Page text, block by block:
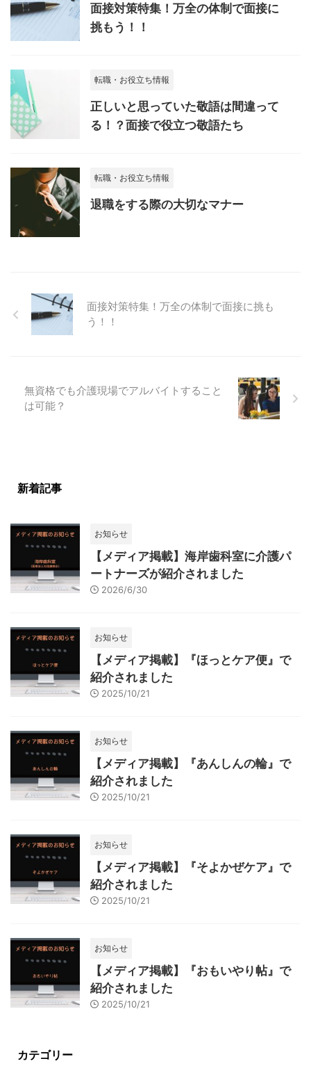
面接対策特集！万全の体制で面接に
挑もう！！
転職・お役立ち情報
正しいと思っていた敬語は間違って
る！？面接で役立つ敬語たち
転職・お役立ち情報
退職をする際の大切なマナー
面接対策特集！万全の体制で面接に挑も
う！！
無資格でも介護現場でアルバイトすること
は可能？
新着記事
お知らせ
【メディア掲載】海岸歯科室に介護パ
ートナーズが紹介されました
2026/6/30
お知らせ
【メディア掲載】『ほっとケア便』で
紹介されました
2025/10/21
お知らせ
【メディア掲載】『あんしんの輪』で
紹介されました
2025/10/21
お知らせ
【メディア掲載】『そよかぜケア』で
紹介されました
2025/10/21
お知らせ
【メディア掲載】『おもいやり帖』で
紹介されました
2025/10/21
カテゴリー